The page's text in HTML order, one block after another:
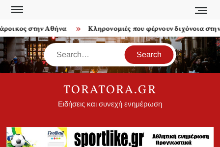
Skip
contentστην Αθήνα Κληρονομιές που φέρνουν διχόνοια στην
Search
TORATORA.GR
Ειδήσεις και συνεχή ενημέρωση